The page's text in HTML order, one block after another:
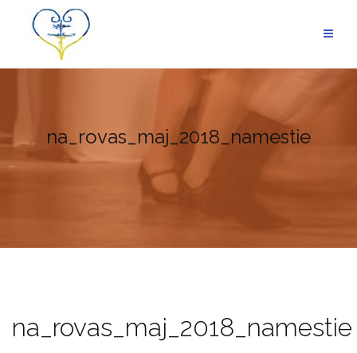
content
na_rovas_maj_2018_namestie
na_rovas_maj_2018_namestie